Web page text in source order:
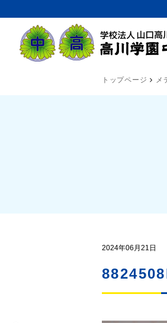
トップページ メ
2024年06月21日